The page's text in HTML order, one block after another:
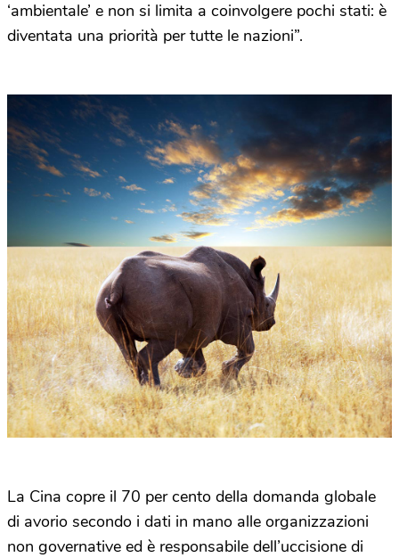
‘ambientale’ e non si limita a coinvolgere pochi stati: è
diventata una priorità per tutte le nazioni”.
La Cina copre il 70 per cento della domanda globale
di avorio secondo i dati in mano alle organizzazioni
non governative ed è responsabile dell’uccisione di